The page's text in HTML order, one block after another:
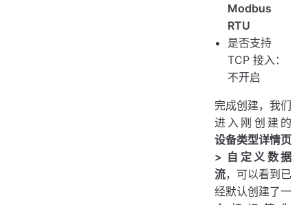
Modbus
RTU
是否支持
TCP 接入：
不开启
完成创建，我们
进入刚创建的
设备类型详情页
> 自定义数据
流，可以看到已
经默认创建了一